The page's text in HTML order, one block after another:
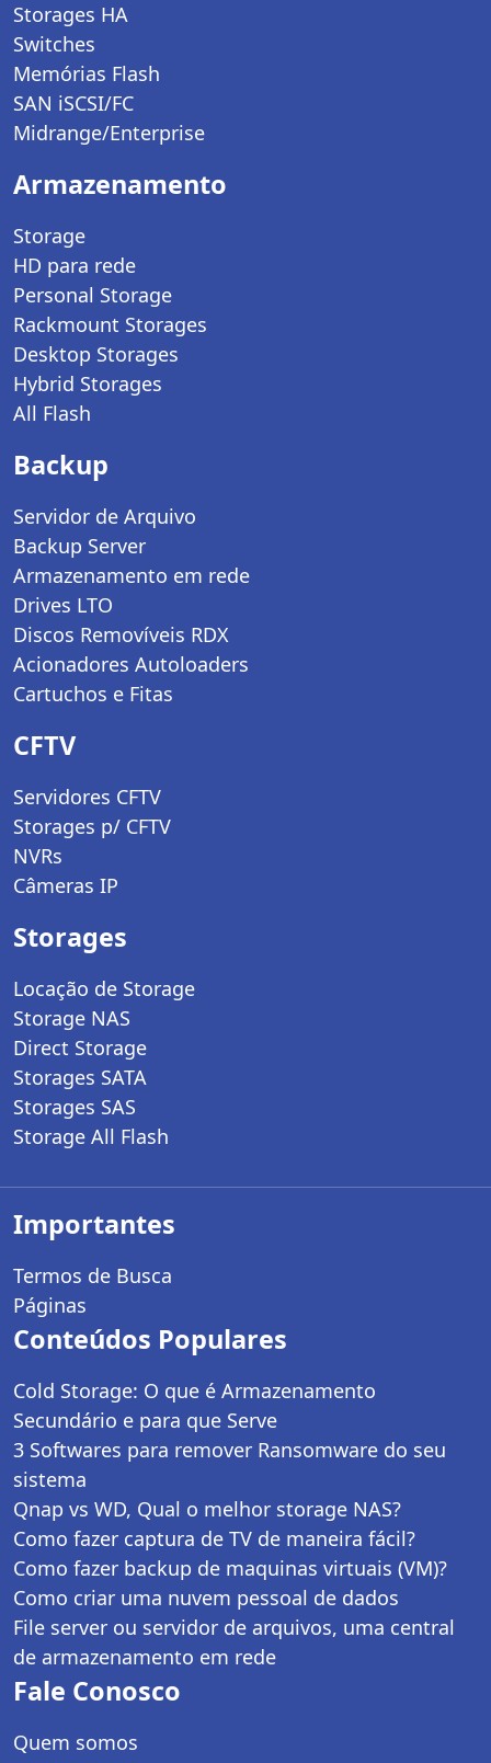
Storages HA
Switches
Memórias Flash
SAN iSCSI/FC
Midrange/Enterprise
Armazenamento
Storage
HD para rede
Personal Storage
Rackmount Storages
Desktop Storages
Hybrid Storages
All Flash
Backup
Servidor de Arquivo
Backup Server
Armazenamento em rede
Drives LTO
Discos Removíveis RDX
Acionadores Autoloaders
Cartuchos e Fitas
CFTV
Servidores CFTV
Storages p/ CFTV
NVRs
Câmeras IP
Storages
Locação de Storage
Storage NAS
Direct Storage
Storages SATA
Storages SAS
Storage All Flash
Importantes
Termos de Busca
Páginas
Conteúdos Populares
Cold Storage: O que é Armazenamento
Secundário e para que Serve
3 Softwares para remover Ransomware do seu
sistema
Qnap vs WD, Qual o melhor storage NAS?
Como fazer captura de TV de maneira fácil?
Como fazer backup de maquinas virtuais (VM)?
Como criar uma nuvem pessoal de dados
File server ou servidor de arquivos, uma central
de armazenamento em rede
Fale Conosco
Quem somos